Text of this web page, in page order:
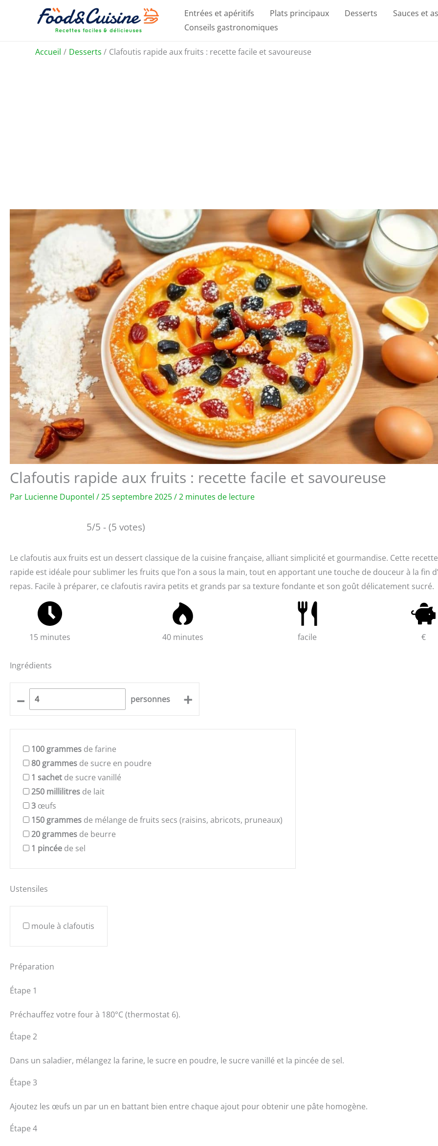
Entrées et apéritifs Plats principaux Desserts Sauces et
Conseils gastronomiques
Accueil Desserts Clafoutis rapide aux fruits : recette facile et savoureuse
Clafoutis rapide aux fruits : recette facile et savoureuse
Par Lucienne Dupontel /25 septembre 2025/2 minutes de lecture
5/5 - (5 votes)
Le clafoutis aux fruits est un dessert classique de la cuisine française, alliant simplicité et gourmandise. Cette recette
rapide est idéale pour sublimer les fruits que l’on a sous la main, tout en apportant une touche de douceur à la fin
repas. Facile à préparer, ce clafoutis ravira petits et grands par sa texture fondante et son goût délicatement sucré.
15 minutes 40 minutes facile €
Ingrédients
– personnes +
100 grammes de farine
80 grammes de sucre en poudre
1 sachet de sucre vanillé
250 millilitres de lait
3 œufs
150 grammes de mélange de fruits secs (raisins, abricots, pruneaux)
20 grammes de beurre
1 pincée de sel
Ustensiles
moule à clafoutis
Préparation
Étape 1
Préchauffez votre four à 180°C (thermostat 6).
Étape 2
Dans un saladier, mélangez la farine, le sucre en poudre, le sucre vanillé et la pincée de sel.
Étape 3
Ajoutez les œufs un par un en battant bien entre chaque ajout pour obtenir une pâte homogène.
Étape 4